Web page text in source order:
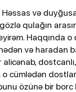
və
qulağın
Haqqında o
və haradan
alicənab,
cümlədən
özünə bir borc